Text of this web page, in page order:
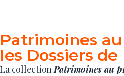
Patrimoines
les Dossiers de
La collectionPatrimoines au